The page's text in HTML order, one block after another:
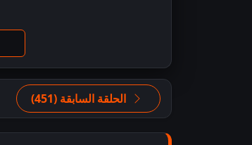
الحلقة السابقة (451)